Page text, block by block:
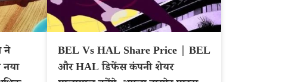
ने
BEL Vs HAL Share Price | BEL
और HAL डिफेंस कंपनी शेयर